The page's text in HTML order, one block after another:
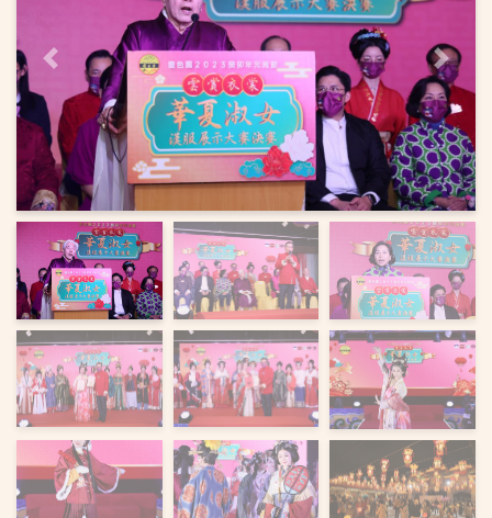
上一頁 下一頁